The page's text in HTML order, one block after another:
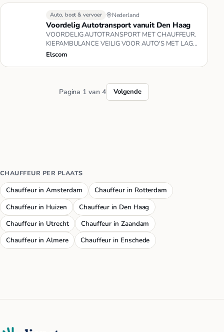
Auto, boot & vervoer Nederland
Voordelig Autotransport vanuit Den Haag
VOORDELIG AUTOTRANSPORT MET CHAUFFEUR.
KIEPAMBULANCE VEILIG VOOR AUTO'S MET LAGE
SPOILERS. BEREKENING AANTAL KM : DEN HA…
Elscom
Pagina 1 van 4 Volgende
CHAUFFEUR PER PLAATS
Chauffeur in Amsterdam
Chauffeur in Rotterdam
Chauffeur in Huizen
Chauffeur in Den Haag
Chauffeur in Utrecht
Chauffeur in Zaandam
Chauffeur in Almere
Chauffeur in Enschede